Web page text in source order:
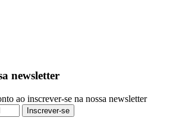
newsletter
ao inscrever-se na nossa newsletter
Inscrever-se